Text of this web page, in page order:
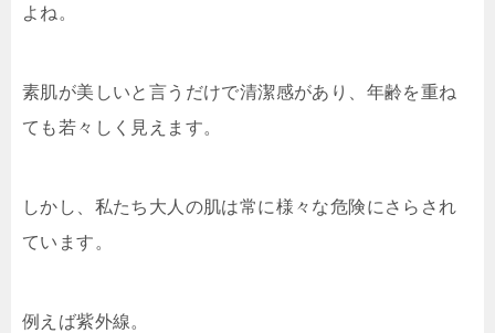
よね。
素肌が美しいと言うだけで清潔感があり、年齢を重ね
ても若々しく見えます。
しかし、私たち大人の肌は常に様々な危険にさらされ
ています。
例えば紫外線。